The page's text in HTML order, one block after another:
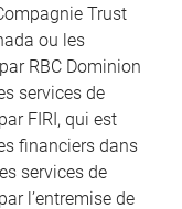
Trust
ou les
RBC Dominion
services de
FIRI, qui est
financiers dans
services de
l’entremise de